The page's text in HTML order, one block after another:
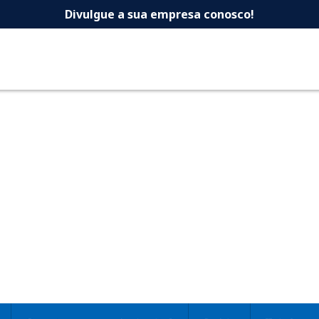
-Dicas
Divulgue a sua empresa conosco!